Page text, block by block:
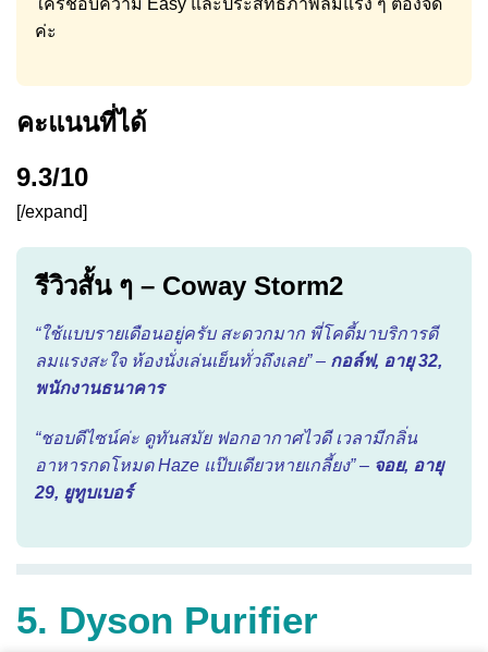
ค่ะ
คะแนนที่ได้
9.3/10
[/expand]
รีวิวสั้น ๆ – Coway Storm2
“ใช้แบบรายเดือนอยู่ครับ สะดวกมาก พี่โคดี้มาบริการดี
ลมแรงสะใจ ห้องนั่งเล่นเย็นทั่วถึงเลย” – กอล์ฟ, อายุ 32,
พนักงานธนาคาร
“ชอบดีไซน์ค่ะ ดูทันสมัย ฟอกอากาศไวดี เวลามีกลิ่น
อาหารกดโหมด Haze แป๊บเดียวหายเกลี้ยง” – จอย, อายุ
29, ยูทูบเบอร์
5. Dyson Purifier